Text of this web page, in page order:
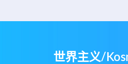
世界主义/